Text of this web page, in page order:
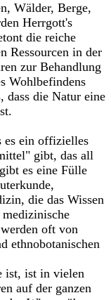
Wälder, Berge,
Herrgott's
die reiche
Ressourcen in der
zur Behandlung
Wohlbefindens
dass die Natur eine
es ein offizielles
gibt, das all
es eine Fülle
die das Wissen
oft von
ethnobotanischen
ist, ist in vielen
auf der ganzen